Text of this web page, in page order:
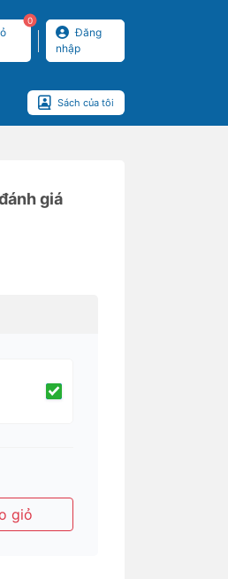
0
Đăng
nhập
Sách của tôi
giá
giỏ